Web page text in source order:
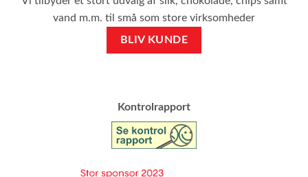
vand m.m. til små som store virksomheder
BLIV KUNDE
​Kontrolrapport